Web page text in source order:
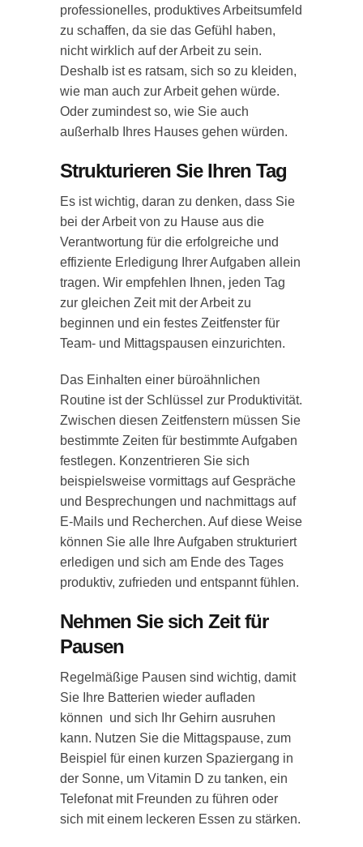
professionelles, produktives Arbeitsumfeld
zu schaffen, da sie das Gefühl haben,
nicht wirklich auf der Arbeit zu sein.
Deshalb ist es ratsam, sich so zu kleiden,
wie man auch zur Arbeit gehen würde.
Oder zumindest so, wie Sie auch
außerhalb Ihres Hauses gehen würden.
Strukturieren Sie Ihren Tag
Es ist wichtig, daran zu denken, dass Sie
bei der Arbeit von zu Hause aus die
Verantwortung für die erfolgreiche und
effiziente Erledigung Ihrer Aufgaben allein
tragen. Wir empfehlen Ihnen, jeden Tag
zur gleichen Zeit mit der Arbeit zu
beginnen und ein festes Zeitfenster für
Team- und Mittagspausen einzurichten.
Das Einhalten einer büroähnlichen
Routine ist der Schlüssel zur Produktivität.
Zwischen diesen Zeitfenstern müssen Sie
bestimmte Zeiten für bestimmte Aufgaben
festlegen. Konzentrieren Sie sich
beispielsweise vormittags auf Gespräche
und Besprechungen und nachmittags auf
E-Mails und Recherchen. Auf diese Weise
können Sie alle Ihre Aufgaben strukturiert
erledigen und sich am Ende des Tages
produktiv, zufrieden und entspannt fühlen.
Nehmen Sie sich Zeit für
Pausen
Regelmäßige Pausen sind wichtig, damit
Sie Ihre Batterien wieder aufladen
können und sich Ihr Gehirn ausruhen
kann. Nutzen Sie die Mittagspause, zum
Beispiel für einen kurzen Spaziergang in
der Sonne, um Vitamin D zu tanken, ein
Telefonat mit Freunden zu führen oder
sich mit einem leckeren Essen zu stärken.